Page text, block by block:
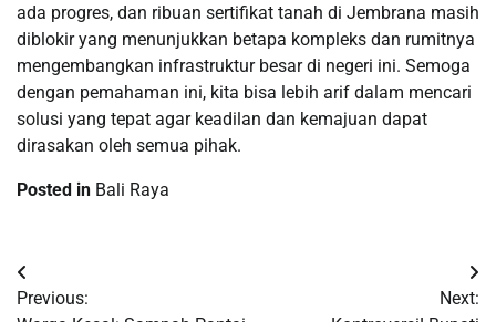
ada progres, dan ribuan sertifikat tanah di Jembrana masih
diblokir yang menunjukkan betapa kompleks dan rumitnya
mengembangkan infrastruktur besar di negeri ini. Semoga
dengan pemahaman ini, kita bisa lebih arif dalam mencari
solusi yang tepat agar keadilan dan kemajuan dapat
dirasakan oleh semua pihak.
Posted in Bali Raya
Post
Previous:
Next: